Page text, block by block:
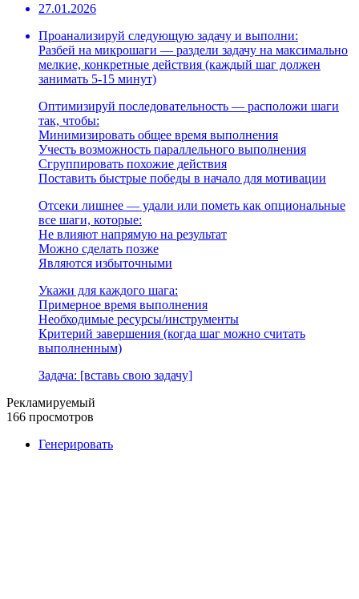
27.01.2026
Проанализируй следующую задачу и выполни:
Разбей на микрошаги — раздели задачу на максимально
мелкие, конкретные действия (каждый шаг должен
занимать 5-15 минут)
Оптимизируй последовательность — расположи шаги
так, чтобы:
Минимизировать общее время выполнения
Учесть возможность параллельного выполнения
Сгруппировать похожие действия
Поставить быстрые победы в начало для мотивации
Отсеки лишнее — удали или пометь как опциональные
все шаги, которые:
Не влияют напрямую на результат
Можно сделать позже
Являются избыточными
Укажи для каждого шага:
Примерное время выполнения
Необходимые ресурсы/инструменты
Критерий завершения (когда шаг можно считать
выполненным)
Задача: [вставь свою задачу]
Рекламируемый
166 просмотров
Генерировать